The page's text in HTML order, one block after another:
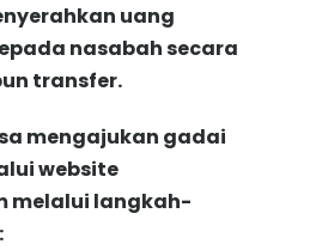
uang
nasabah secara
transfer.
mengajukan gadai
website
melalui langkah-